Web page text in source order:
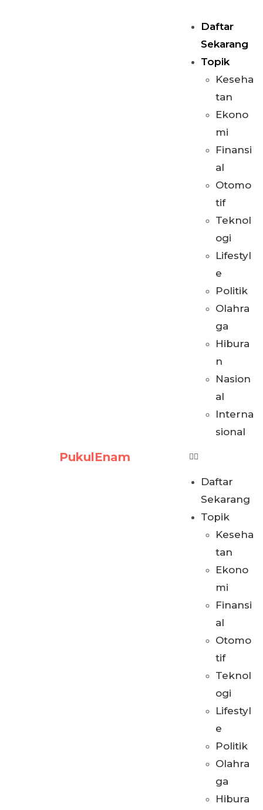
PukulEnam
Daftar
Sekarang
Topik
Keseha
tan
Ekono
mi
Finansi
al
Otomo
tif
Teknol
ogi
Lifestyl
e
Politik
Olahra
ga
Hibura
n
Nasion
al
Interna
sional
Daftar
Sekarang
Topik
Keseha
tan
Ekono
mi
Finansi
al
Otomo
tif
Teknol
ogi
Lifestyl
e
Politik
Olahra
ga
Hibura